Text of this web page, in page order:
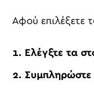
Αφού επιλέξετε
Ελέγξτε τα
Συμπληρώστε